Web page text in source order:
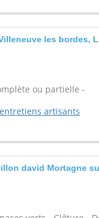
les bordes,
ou partielle -
artisants
david Mortagne